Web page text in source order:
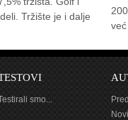
Tržište je i dalje
smo...